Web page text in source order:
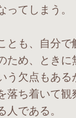
ってしまう。
も、自分で
ため、とき
う欠点もある
落ち着いて観
人である。